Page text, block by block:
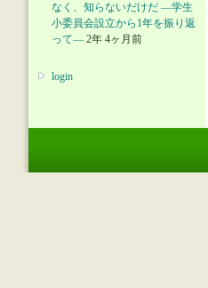
なく、知らないだけだ ―学生
小委員会設立から1年を振り返
って― 2年 4ヶ月前
login